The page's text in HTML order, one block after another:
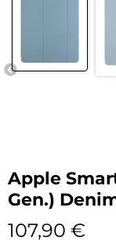
Apple
Gen.)
107,90 €